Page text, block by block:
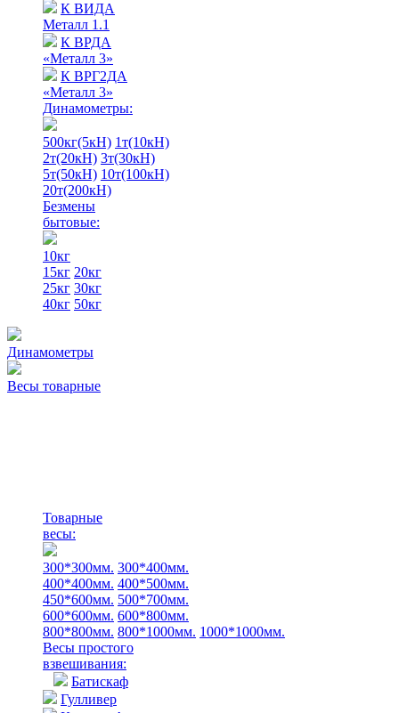
К ВИДА
Металл 1.1
К ВРДА
«Металл 3»
К ВРГ2ДА
«Металл 3»
Динамометры:
500кг(5кН) 1т(10кН)
2т(20кН) 3т(30кН)
5т(50кН) 10т(100кН)
20т(200кН)
Безмены
бытовые:
10кг
15кг 20кг
25кг 30кг
40кг 50кг
Динамометры
Весы товарные
Товарные
весы:
300*300мм. 300*400мм.
400*400мм. 400*500мм.
450*600мм. 500*700мм.
600*600мм. 600*800мм.
800*800мм. 800*1000мм. 1000*1000мм.
Весы простого
взвешивания:
Батискаф
Гулливер